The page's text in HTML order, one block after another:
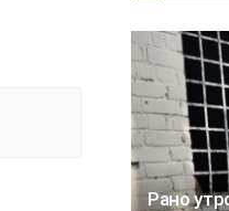
Рано